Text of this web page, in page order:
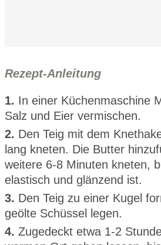
Rezept-Anleitung
1. In einer Küchenmaschine
Salz und Eier vermischen.
2. Den Teig mit dem
lang kneten. Die Butter
weitere 6-8 Minuten kneten,
elastisch und glänzend ist.
3. Den Teig zu einer Kugel
geölte Schüssel legen.
4. Zugedeckt etwa 1-2